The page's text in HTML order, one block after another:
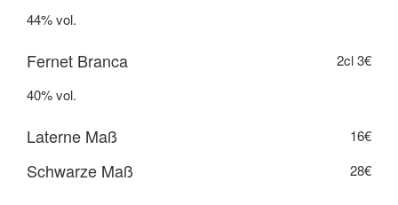
44% vol.
Fernet Branca 2cl3€
40% vol.
Laterne Maß 16€
Schwarze Maß 28€